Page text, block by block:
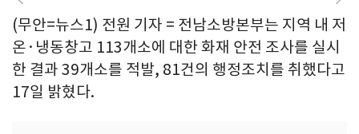
(무안=뉴스1) 전원 기자 = 전남소방본부는 지역 내 저
온·냉동창고 113개소에 대한 화재 안전 조사를 실시
한 결과 39개소를 적발, 81건의 행정조치를 취했다고
17일 밝혔다.